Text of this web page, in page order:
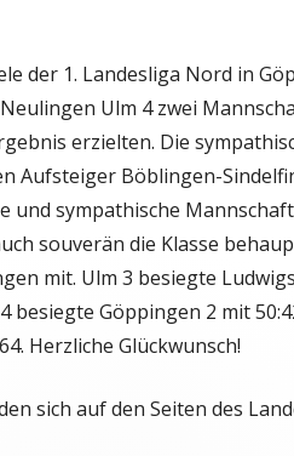
der 1. Landesliga Nord in
Ulm 4 zwei
erzielten. Die
Aufsteiger Böblingen-
und sympathische
souverän die Klasse
mit. Ulm 3 besiegte
besiegte Göppingen 2 mit
Herzliche Glückwunsch!
sich auf den Seiten des